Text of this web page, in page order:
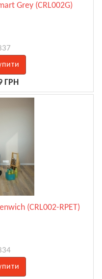
Grey (CRL002G)
ГРН
(CRL002-RPET)